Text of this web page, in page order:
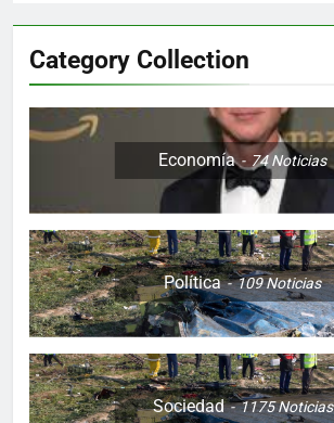
Category Collection
Economía 74Noticias
Política 109Noticias
Sociedad 1175Noticias